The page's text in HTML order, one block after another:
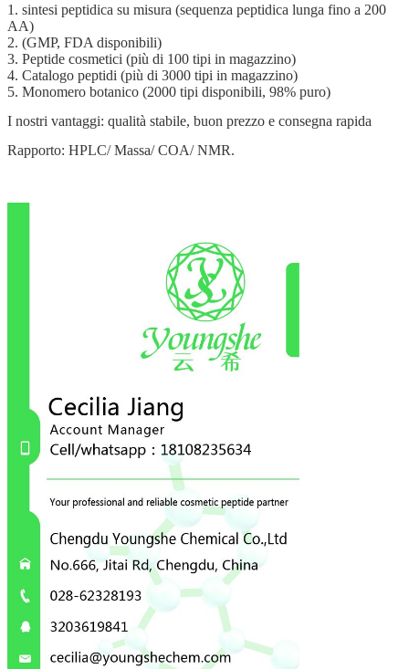
1. sintesi peptidica su misura (sequenza peptidica lunga fino a 200
AA)
2. (GMP, FDA disponibili)
3. Peptide cosmetici (più di 100 tipi in magazzino)
4. Catalogo peptidi (più di 3000 tipi in magazzino)
5. Monomero botanico (2000 tipi disponibili, 98% puro)
I nostri vantaggi: qualità stabile, buon prezzo e consegna rapida
Rapporto: HPLC/ Massa/ COA/ NMR.